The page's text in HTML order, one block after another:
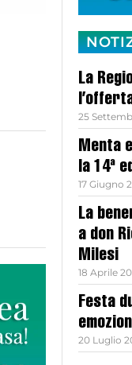
La
25
Menta
la 14ª
17 Giugno
La
a don
Milesi
18 Aprile
Festa
20 Luglio